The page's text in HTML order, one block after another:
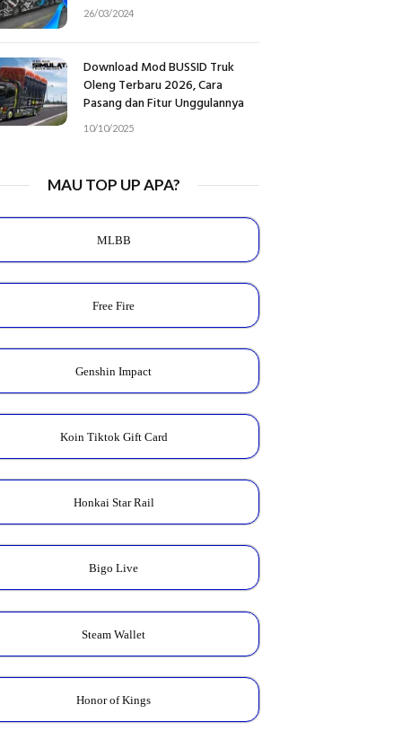
26/03/2024
Download Mod BUSSID Truk
Oleng Terbaru 2026, Cara
Pasang dan Fitur Unggulannya
10/10/2025
MAU TOP UP APA?
MLBB
Free Fire
Genshin Impact
Koin Tiktok Gift Card
Honkai Star Rail
Bigo Live
Steam Wallet
Honor of Kings